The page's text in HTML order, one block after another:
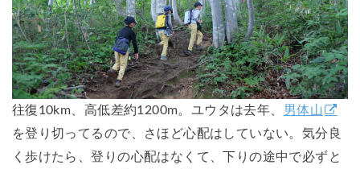
往復10km、高低差約1200m。ユウタは去年、 男体山
を登り切ってるので、さほど心配はしていない。気分良
く歩けたら、登りの心配はなくて、下りの途中で必ずと